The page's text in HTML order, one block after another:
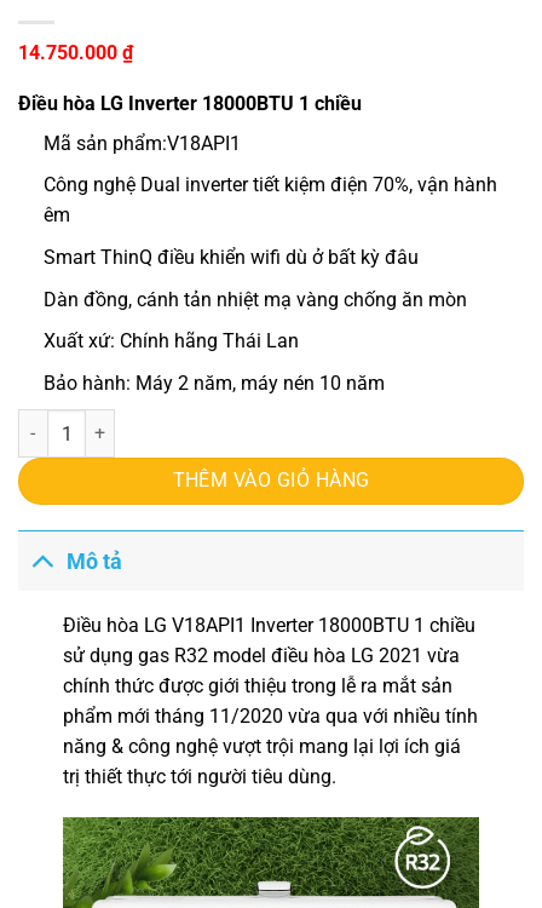
14.750.000 ₫
Điều hòa LG Inverter 18000BTU 1 chiều
Mã sản phẩm:V18API1
Công nghệ Dual inverter tiết kiệm điện 70%, vận hành
êm
Smart ThinQ điều khiển wifi dù ở bất kỳ đâu
Dàn đồng, cánh tản nhiệt mạ vàng chống ăn mòn
Xuất xứ: Chính hãng Thái Lan
Bảo hành: Máy 2 năm, máy nén 10 năm
Điều hòa LG V18API1 Inverter 18000BTU 1 chiều số lượng
THÊM VÀO GIỎ HÀNG
Mô tả
Điều hòa LG V18API1 Inverter 18000BTU 1 chiều
sử dụng gas R32 model điều hòa LG 2021 vừa
chính thức được giới thiệu trong lễ ra mắt sản
phẩm mới tháng 11/2020 vừa qua với nhiều tính
năng & công nghệ vượt trội mang lại lợi ích giá
trị thiết thực tới người tiêu dùng.